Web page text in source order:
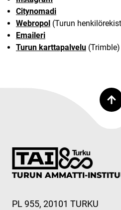
Citynomadi
Webropol (Turun
Emaileri
Turun karttapalvelu (Trimble)
TURUN AMMATTI-
PL 955, 20101 TURKU